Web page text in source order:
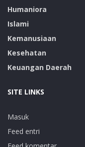
Humaniora
Islami
Kemanusiaan
Kesehatan
Keuangan Daerah
SITE LINKS
Masuk
Feed entri